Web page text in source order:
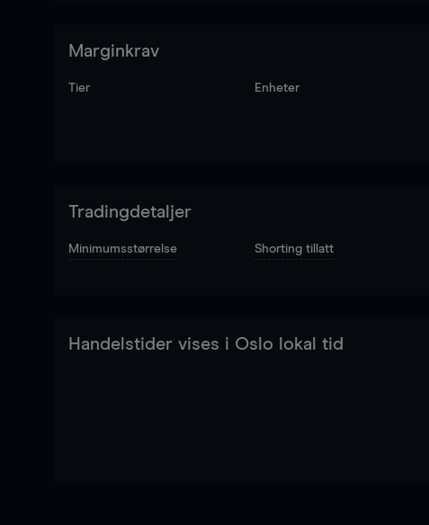
Marginkrav
Tier Enheter
Tradingdetaljer
Minimumsstørrelse Shorting tillatt
Handelstider vises i Oslo lokal tid